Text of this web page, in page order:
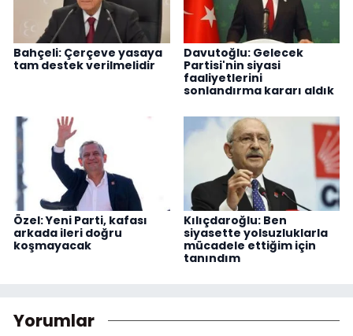
Bahçeli: Çerçeve yasaya
tam destek verilmelidir
Davutoğlu: Gelecek
Partisi'nin siyasi
faaliyetlerini
sonlandırma kararı aldık
Özel: Yeni Parti, kafası
arkada ileri doğru
koşmayacak
Kılıçdaroğlu: Ben
siyasette yolsuzluklarla
mücadele ettiğim için
tanındım
Yorumlar